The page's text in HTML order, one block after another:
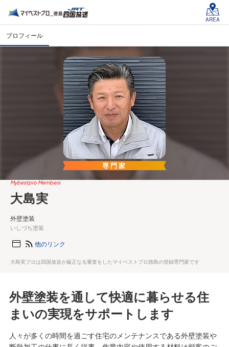
AREA
プロフィール
専門家
Mybestpro Members
大島実
外壁塗装
いしづち塗装
他のリンク
大島実プロは四国放送が厳正なる審査をしたマイベストプロ徳島の登録専門家です
外壁塗装を通して快適に暮らせる住
まいの実現をサポートします
人々が多くの時間を過ごす住宅のメンテナンスである外壁塗装や